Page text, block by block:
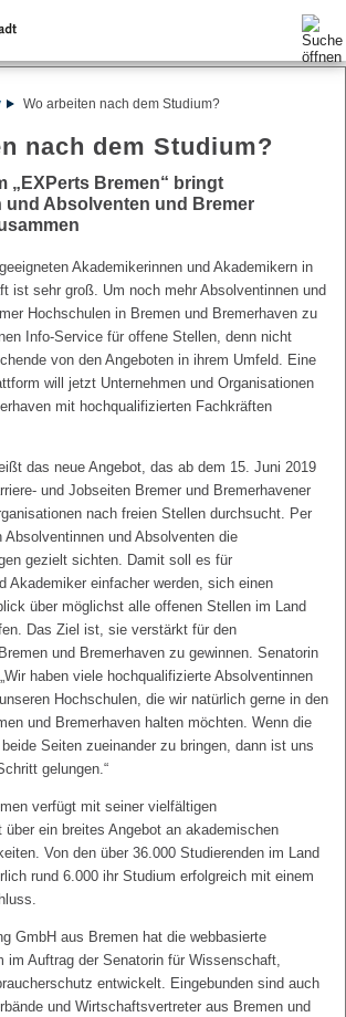
Wo arbeiten nach dem Studium?
nach dem Studium?
„EXPerts Bremen“ bringt
Absolventen und Bremer
Akademikerinnen und Akademikern in
ist sehr groß. Um noch mehr Absolventinnen und
Hochschulen in Bremen und Bremerhaven zu
Info-Service für offene Stellen, denn nicht
von den Angeboten in ihrem Umfeld. Eine
will jetzt Unternehmen und Organisationen
mit hochqualifizierten Fachkräften
das neue Angebot, das ab dem 15. Juni 2019
und Jobseiten Bremer und Bremerhavener
nach freien Stellen durchsucht. Per
Absolventinnen und Absolventen die
gezielt sichten. Damit soll es für
Akademiker einfacher werden, sich einen
über möglichst alle offenen Stellen im Land
Das Ziel ist, sie verstärkt für den
und Bremerhaven zu gewinnen. Senatorin
haben viele hochqualifizierte Absolventinnen
Hochschulen, die wir natürlich gerne in den
und Bremerhaven halten möchten. Wenn die
Seiten zueinander zu bringen, dann ist uns
gelungen.“
verfügt mit seiner vielfältigen
über ein breites Angebot an akademischen
Von den über 36.000 Studierenden im Land
rund 6.000 ihr Studium erfolgreich mit einem
GmbH aus Bremen hat die webbasierte
im Auftrag der Senatorin für Wissenschaft,
entwickelt. Eingebunden sind auch
und Wirtschaftsvertreter aus Bremen und